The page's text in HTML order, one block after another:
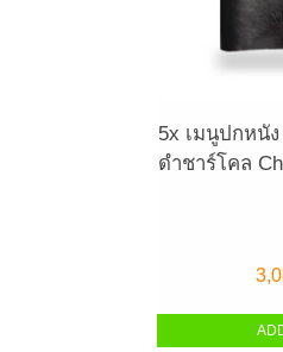
5x เมนูปกหนั
ดำชาร์โคล